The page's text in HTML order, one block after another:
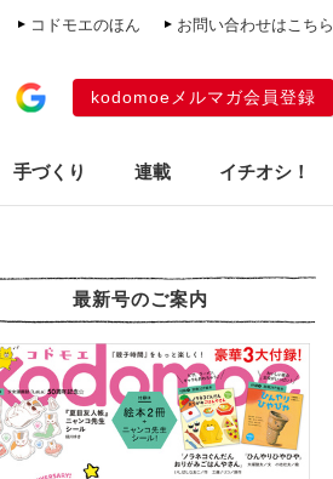
コドモエのほん お問い合わせはこちら
kodomoeメルマガ会員登録
手づくり 連載 イチオシ！
最新号のご案内